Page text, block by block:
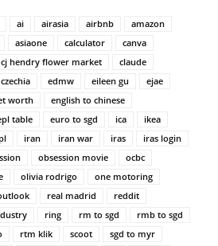
ai airasia airbnb
amazon
asiaone calculator
canva
cj hendry flower market
claude
czechia edmw eileen gu
ejae
worth
english to chinese
table euro to sgd ica
ikea
iran iran war iras
iras login
obsession movie
ocbc
olivia rodrigo
one motoring
real madrid
reddit
ring rm to sgd
rmb to sgd
rtm klik scoot
sgd to myr